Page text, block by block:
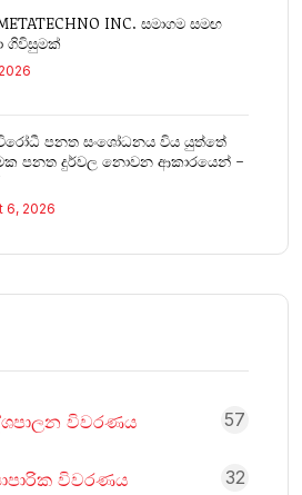
INC. සමාගම සමඟ
ගිවිසුමක්
පනත සංශෝධනය විය යුත්තේ
පනත දුර්වල නොවන ආකාරයෙන් –
6, 2026
විවරණය 57
විවරණය 32